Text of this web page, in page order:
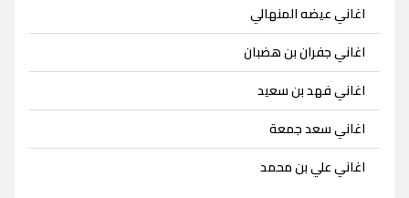
اغاني عيضه المنهالي
اغاني جفران بن هضبان
اغاني فهد بن سعيد
اغاني سعد جمعة
اغاني علي بن محمد